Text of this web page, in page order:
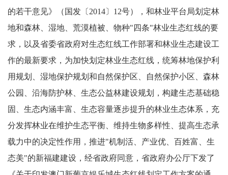
的若干意见》（国发〔2014〕12号），和林业平台局划定林
地和森林、湿地、荒漠植被、物种"四条"林业生态红线的要
求，以及省委省政府对生态红线工作部署和林业生态建设工
作的最新要求，为加快划定林业生态红线，统筹林地保护利
用规划、湿地保护规划和自然保护区、自然保护小区、森林
公园、沿海防护林、生态公益林建设规划，构建生态基础稳
固、生态内涵丰富、生态容量逐步提升的林业生态体系，充
分发挥林业在维护生态平衡、维持生物多样性、提高生态承
载力中的决定性作用，推进"机制活、产业优、百姓富、生
态美"的新福建建设，经省政府同意，省政府办公厅下发了